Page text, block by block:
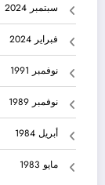
سبتمبر 2024
فبراير 2024
نوفمبر 1991
نوفمبر 1989
أبريل 1984
مايو 1983